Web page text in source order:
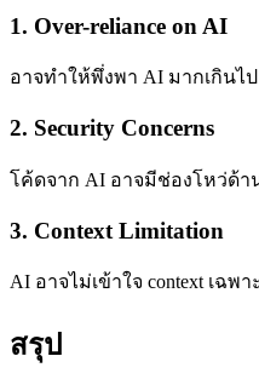
1. Over-reliance on AI
อาจทำให้พึ่งพา AI มากเกินไ
2. Security Concerns
โค้ดจาก AI อาจมีช่องโหว่ด้า
3. Context Limitation
AI อาจไม่เข้าใจ context เฉพ
สรุป